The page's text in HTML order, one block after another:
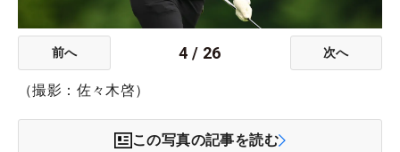
前へ 4 / 26 次へ
（撮影：佐々木啓）
この写真の記事を読む